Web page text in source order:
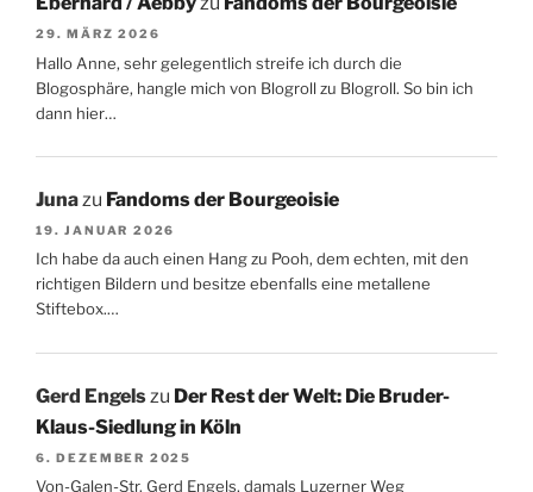
29. MÄRZ 2026
Hallo Anne, sehr gelegentlich streife ich durch die
Blogosphäre, hangle mich von Blogroll zu Blogroll. So bin ich
dann hier…
Junazu Fandoms der Bourgeoisie
19. JANUAR 2026
Ich habe da auch einen Hang zu Pooh, dem echten, mit den
richtigen Bildern und besitze ebenfalls eine metallene
Stiftebox.…
Gerd Engels zu Der Rest der Welt: Die Bruder-
Klaus-Siedlung in Köln
6. DEZEMBER 2025
Von-Galen-Str. Gerd Engels, damals Luzerner Weg